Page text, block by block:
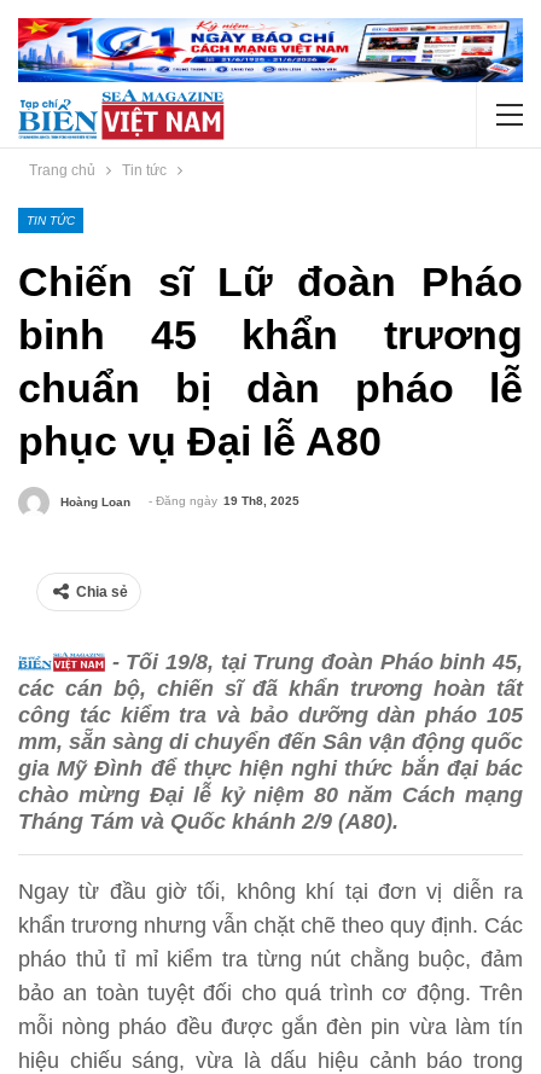
Trang chủ Tin tức
TIN TỨC
Chiến sĩ Lữ đoàn Pháo
binh 45 khẩn trương
chuẩn bị dàn pháo lễ
phục vụ Đại lễ A80
Hoàng Loan - Đăng ngày 19 Th8, 2025
Chia sẻ
- Tối 19/8, tại Trung đoàn Pháo binh 45,
các cán bộ, chiến sĩ đã khẩn trương hoàn tất
công tác kiểm tra và bảo dưỡng dàn pháo 105
mm, sẵn sàng di chuyển đến Sân vận động quốc
gia Mỹ Đình để thực hiện nghi thức bắn đại bác
chào mừng Đại lễ kỷ niệm 80 năm Cách mạng
Tháng Tám và Quốc khánh 2/9 (A80).
Ngay từ đầu giờ tối, không khí tại đơn vị diễn ra
khẩn trương nhưng vẫn chặt chẽ theo quy định. Các
pháo thủ tỉ mỉ kiểm tra từng nút chằng buộc, đảm
bảo an toàn tuyệt đối cho quá trình cơ động. Trên
mỗi nòng pháo đều được gắn đèn pin vừa làm tín
hiệu chiếu sáng, vừa là dấu hiệu cảnh báo trong